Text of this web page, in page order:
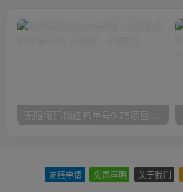
无限接码撸红包单号0.75项目无偿分享给你【揭秘】
友链申请 免责声明 关于我们